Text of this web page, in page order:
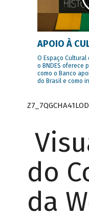
APOIO À
O Espaço
o BNDES oferece
como o Banco
do Brasil e como
do
da